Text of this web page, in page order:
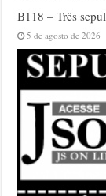
B118 – Três
5 de agosto de 2026